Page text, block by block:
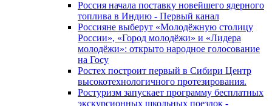
Россия начала поставку новейшего ядерного
топлива в Индию - Первый канал
Россияне выберут «Молодёжную столицу
России», «Город молодёжи» и «Лидера
молодёжи»: открыто народное голосование
на Госу
Ростех построит первый в Сибири Центр
высокотехнологичного протезирования.
Ростуризм запускает программу бесплатных
экскурсионных школьных поездок -